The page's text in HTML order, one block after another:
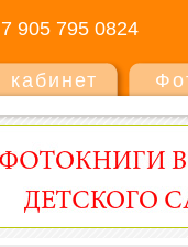
905 795 0824